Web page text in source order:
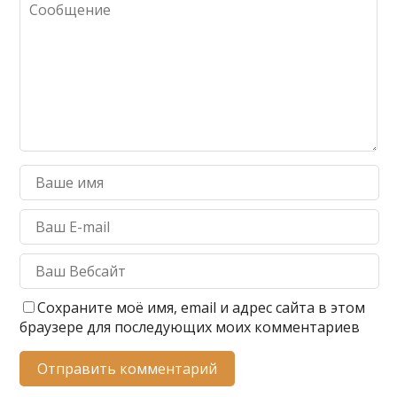
Сохраните моё имя, email и адрес сайта в этом
браузере для последующих моих комментариев